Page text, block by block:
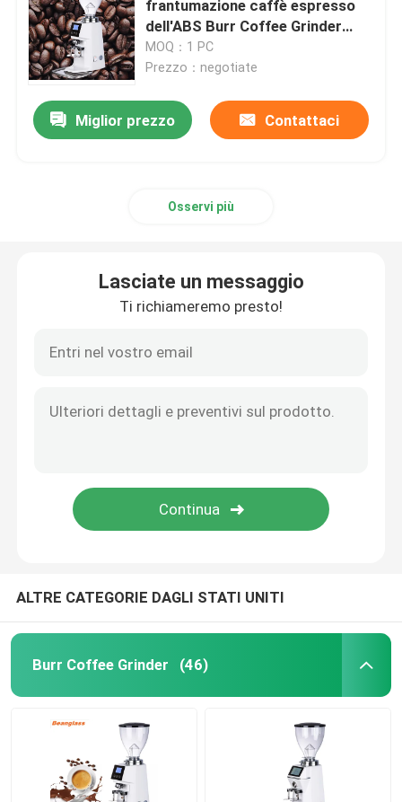
Macchina del caffè della capsula
frother automatico del latte
frantumazione caffè espresso
dell'ABS Burr Coffee Grinder
piano elettrico
MOQ：1 PC
Prezzo：negotiate
Miglior prezzo Contattaci
Osservi più
Lasciate un messaggio
Ti richiameremo presto!
ALTRE CATEGORIE DAGLI STATI UNITI
Burr Coffee Grinder (46)